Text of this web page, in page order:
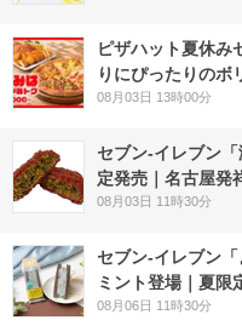
ピザハット夏休み
りにぴったりのボ
08月03日 13時00分
セブン-イレブン
定発売｜名古屋発
08月03日 11時30分
セブン‐イレブン
ミント登場｜夏限
08月06日 11時30分